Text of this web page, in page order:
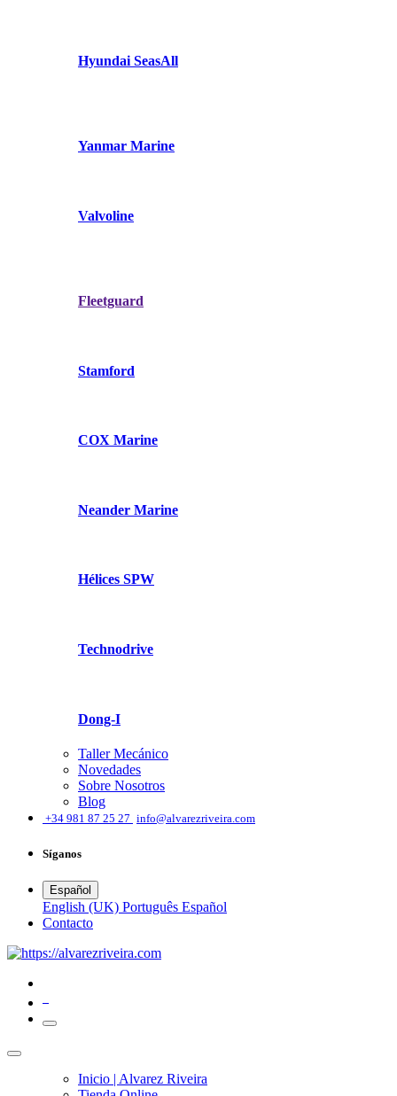
Hyundai SeasAll
Yanmar Marine
Valvoline
Fleetguard
Stamford
COX Marine
Neander Marine
Hélices SPW
Technodrive
Dong-I
Taller Mecánico
Novedades
Sobre Nosotros
Blog
+34 981 87 25 27 info@alvarezriveira.com
Síganos
Español
English (UK) Português Español
​Contacto
Inicio | Alvarez Riveira